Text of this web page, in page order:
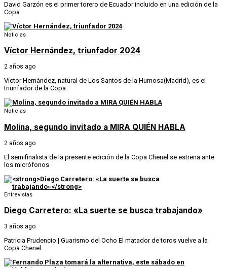
David Garzón es el primer torero de Ecuador incluido en una edición de la
Copa
Noticias
Víctor Hernández, triunfador 2024
2 años ago
Víctor Hernández, natural de Los Santos de la Humosa(Madrid), es el
triunfador de la Copa
Noticias
Molina, segundo invitado a MIRA QUIÉN HABLA
2 años ago
El semifinalista de la presente edición de la Copa Chenel se estrena ante
los micrófonos
Entrevistas
Diego Carretero: «La suerte se busca trabajando»
3 años ago
Patricia Prudencio | Guarismo del Ocho El matador de toros vuelve a la
Copa Chenel